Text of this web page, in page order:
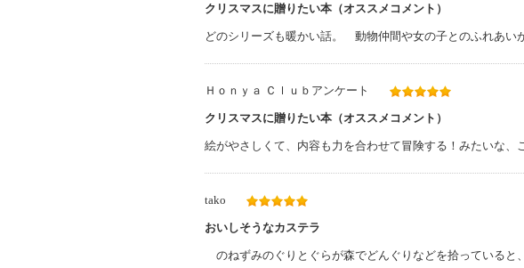
クリスマスに贈りたい本（オススメコメント）
どのシリーズも暖かい話。 動物仲間や女の子とのふれあい
Ｈｏｎｙａ Ｃｌｕｂアンケート
クリスマスに贈りたい本（オススメコメント）
絵がやさしくて、内容も力を合わせて冒険する！みたいな、
tako
おいしそうなカステラ
のねずみのぐりとぐらが森でどんぐりなどを拾っていると